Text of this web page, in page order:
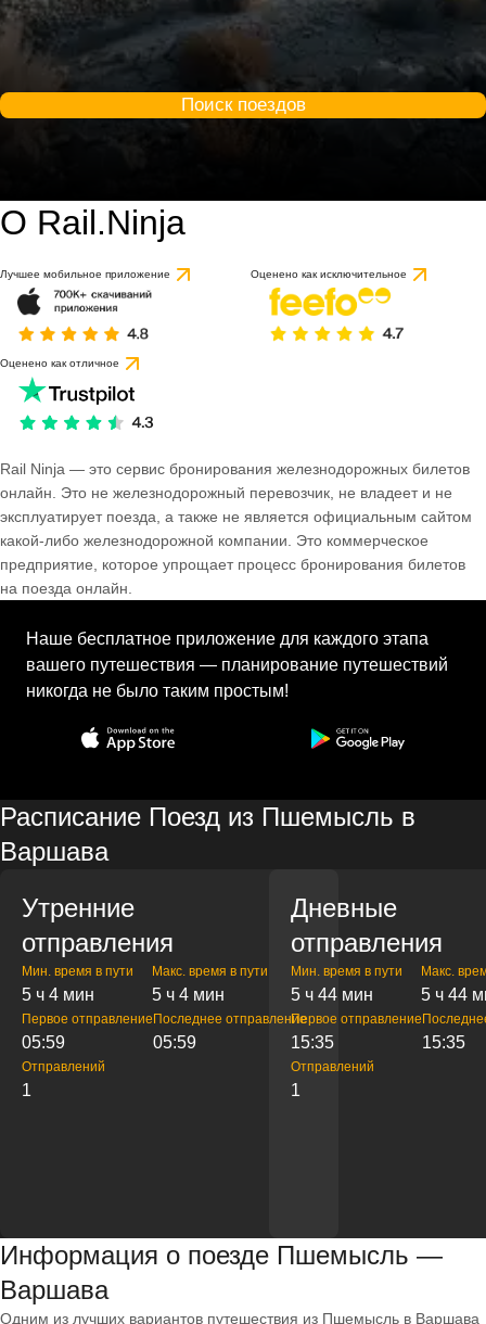
Поиск поездов
О Rail.Ninja
Лучшее мобильное приложение Оценено как исключительное
Оценено как отличное
Rail Ninja — это сервис бронирования железнодорожных билетов
онлайн. Это не железнодорожный перевозчик, не владеет и не
эксплуатирует поезда, а также не является официальным сайтом
какой-либо железнодорожной компании. Это коммерческое
предприятие, которое упрощает процесс бронирования билетов
на поезда онлайн.
Наше бесплатное приложение для каждого этапа
вашего путешествия — планирование путешествий
никогда не было таким простым!
Расписание Поезд из Пшемысль в
Варшава
Утренние
отправления
Мин. время в пути
5 ч 4 мин
Макс. время в пути
5 ч 4 мин
Первое отправление
05:59
Последнее отправление
05:59
Отправлений
1
Дневные
отправления
Мин. время в пути
5 ч 44 мин
Макс.
5 ч 44
Первое отправление
15:35 15:35
Отправлений
1
Информация о поезде Пшемысль —
Варшава
Одним из лучших вариантов путешествия из Пшемысль в Варшава